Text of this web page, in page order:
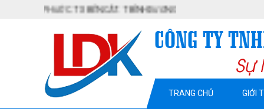
PHƯỚC. TX BẾN CÁT. T BÌNH DƯƠNG
TRANG CHỦ GIỚI